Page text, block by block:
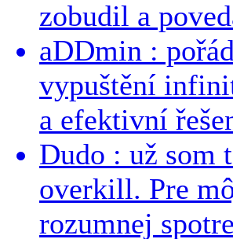
zobudil a
aDDmin :
vypuštění
a efektivní
Dudo : už som
overkill. Pre
rozumnej